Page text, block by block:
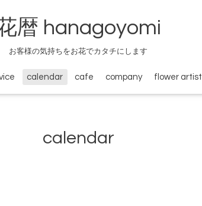
暦 hanagoyomi
お客様の気持ちをお花でカタチにします
calendar cafe company flower artist
calendar